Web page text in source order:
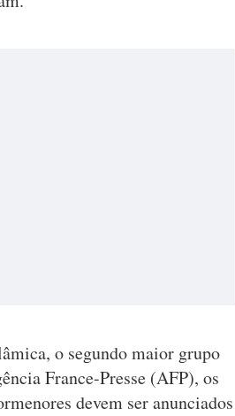
o segundo maior grupo
France-Presse (AFP), os
devem ser anunciados